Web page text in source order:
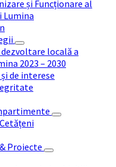
și Funcționare al
Lumina
locală a
2023 – 2030
de interese
Proiecte